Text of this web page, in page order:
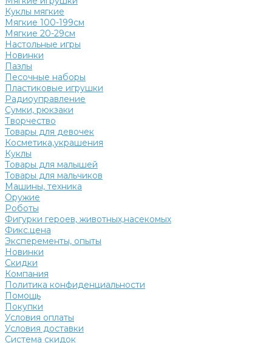
Куклы мягкие
Мягкие 100-199см
Мягкие 20-29см
Настольные игры
Новинки
Пазлы
Песочные наборы
Пластиковые игрушки
Радиоуправление
Сумки, рюкзаки
Творчество
Товары для девочек
Косметика,украшения
Куклы
Товары для малышей
Товары для мальчиков
Машины, техника
Оружие
Роботы
Фигурки героев, животных,насекомых
Фикс.цена
Эксперементы, опыты
Новинки
Скидки
Компания
Политика конфиденциальности
Помощь
Покупки
Условия оплаты
Условия доставки
Система скидок